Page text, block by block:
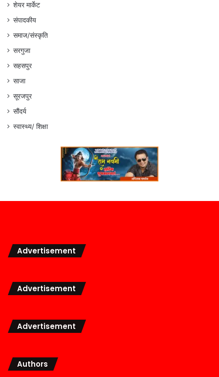
शेयर मार्केट
संपादकीय
समाज/संस्कृति
सरगुजा
सहसपुर
साजा
सूरजपुर
सौंदर्य
स्वास्थ्य/ शिक्षा
Advertisement
Advertisement
Advertisement
Authors